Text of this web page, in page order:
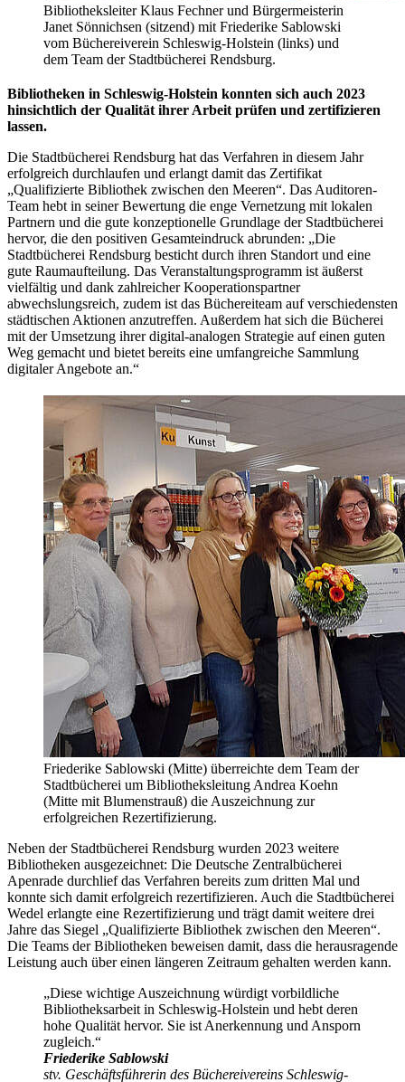
Bibliotheksleiter Klaus Fechner und Bürgermeisterin
Janet Sönnichsen (sitzend) mit Friederike Sablowski
vom Büchereiverein Schleswig-Holstein (links) und
dem Team der Stadtbücherei Rendsburg.
Bibliotheken in Schleswig-Holstein konnten sich auch 2023
hinsichtlich der Qualität ihrer Arbeit prüfen und zertifizieren
lassen.
Die Stadtbücherei Rendsburg hat das Verfahren in diesem Jahr
erfolgreich durchlaufen und erlangt damit das Zertifikat
„Qualifizierte Bibliothek zwischen den Meeren“. Das Auditoren-
Team hebt in seiner Bewertung die enge Vernetzung mit lokalen
Partnern und die gute konzeptionelle Grundlage der Stadtbücherei
hervor, die den positiven Gesamteindruck abrunden: „Die
Stadtbücherei Rendsburg besticht durch ihren Standort und eine
gute Raumaufteilung. Das Veranstaltungsprogramm ist äußerst
vielfältig und dank zahlreicher Kooperationspartner
abwechslungsreich, zudem ist das Büchereiteam auf verschiedensten
städtischen Aktionen anzutreffen. Außerdem hat sich die Bücherei
mit der Umsetzung ihrer digital-analogen Strategie auf einen guten
Weg gemacht und bietet bereits eine umfangreiche Sammlung
digitaler Angebote an.“
Friederike Sablowski (Mitte) überreichte dem Team der
Stadtbücherei um Bibliotheksleitung Andrea Koehn
(Mitte mit Blumenstrauß) die Auszeichnung zur
erfolgreichen Rezertifizierung.
Neben der Stadtbücherei Rendsburg wurden 2023 weitere
Bibliotheken ausgezeichnet: Die Deutsche Zentralbücherei
Apenrade durchlief das Verfahren bereits zum dritten Mal und
konnte sich damit erfolgreich rezertifizieren. Auch die Stadtbücherei
Wedel erlangte eine Rezertifizierung und trägt damit weitere drei
Jahre das Siegel „Qualifizierte Bibliothek zwischen den Meeren“.
Die Teams der Bibliotheken beweisen damit, dass die herausragende
Leistung auch über einen längeren Zeitraum gehalten werden kann.
„Diese wichtige Auszeichnung würdigt vorbildliche
Bibliotheksarbeit in Schleswig-Holstein und hebt deren
hohe Qualität hervor. Sie ist Anerkennung und Ansporn
zugleich.“
Friederike Sablowski
stv. Geschäftsführerin des Büchereivereins Schleswig-